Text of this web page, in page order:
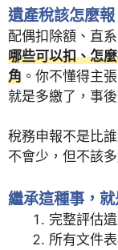
遺產稅該怎麼
配偶扣除額、直
哪些可以扣、怎
角 。你不懂得主
就是多繳了，事
稅務申報不是比
不會少，但不該
繼承這種事，
完整評估
所有文件